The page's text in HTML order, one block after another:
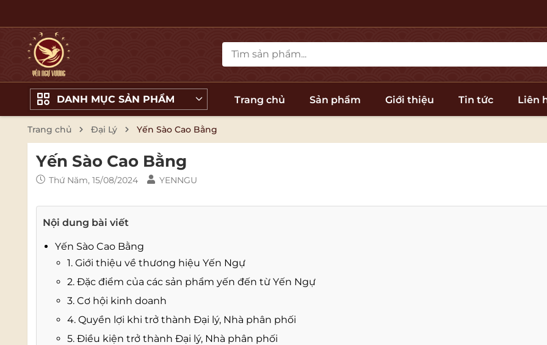
DANH MỤC SẢN PHẨM Trang chủ Sản phẩm Giới thiệu Tin tức Liên
Trang chủ Đại Lý Yến Sào Cao Bằng
Yến Sào Cao Bằng
Thứ Năm, 15/08/2024 YENNGU
Nội dung bài viết
Yến Sào Cao Bằng
1. Giới thiệu về thương hiệu Yến Ngự
2. Đặc điểm của các sản phẩm yến đến từ Yến Ngự
3. Cơ hội kinh doanh
4. Quyền lợi khi trở thành Đại lý, Nhà phân phối
5. Điều kiện trở thành Đại lý, Nhà phân phối